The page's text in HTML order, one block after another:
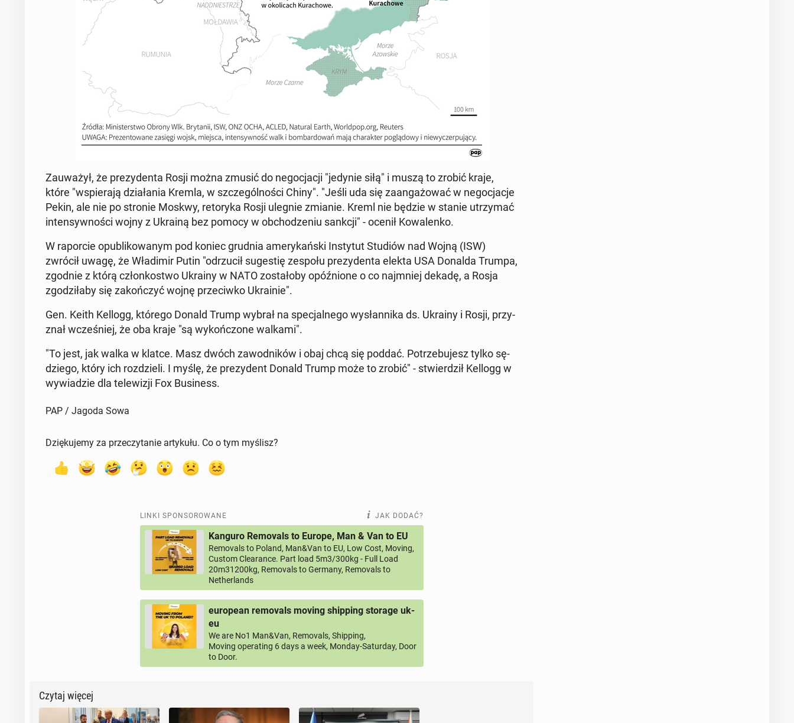
Za­uwa­żył, że pre­zy­den­ta Rosji można zmusić do ne­go­cja­cji "jedynie siłą" i muszą to zrobić kraje,
które "wspie­ra­ją dzia­ła­nia Kremla, w szcze­gól­no­ści Chiny". "Jeśli uda się za­an­ga­żo­wać w ne­go­cja­cje
Pekin, ale nie po stronie Moskwy, re­to­ry­ka Rosji ulegnie zmianie. Kreml nie będzie w stanie utrzy­mać
in­ten­syw­no­ści wojny z Ukrainą bez pomocy w ob­cho­dze­niu sankcji" - ocenił Ko­wa­len­ko.
W ra­por­cie opu­bli­ko­wa­nym pod koniec grudnia ame­ry­kań­ski In­sty­tut Studiów nad Wojną (ISW)
zwrócił uwagę, że Wła­di­mir Putin "od­rzu­cił su­ge­stię zespołu pre­zy­den­ta elekta USA Donalda Trumpa,
zgodnie z którą człon­ko­stwo Ukrainy w NATO zo­sta­ło­by opóź­nio­ne o co naj­mniej dekadę, a Rosja
zgo­dzi­ła­by się za­koń­czyć wojnę prze­ciw­ko Ukra­inie".
Gen. Keith Kellogg, którego Donald Trump wybrał na spe­cjal­ne­go wy­słan­ni­ka ds. Ukrainy i Rosji, przy­
znał wcze­śniej, że oba kraje "są wy­koń­czo­ne walkami".
"To jest, jak walka w klatce. Masz dwóch za­wod­ni­ków i obaj chcą się poddać. Po­trze­bu­jesz tylko sę­
dzie­go, który ich roz­dzie­li. I myślę, że pre­zy­dent Donald Trump może to zrobić" - stwier­dził Kellogg w
wy­wia­dzie dla te­le­wi­zji Fox Bu­si­ness.
PAP / Jagoda Sowa
Dziękujemy za przeczytanie artykułu. Co o tym myślisz?
LINKI SPONSOROWANE JAK DODAĆ?
Kanguro Removals to Europe, Man & Van to EU
Removals to Poland, Man&Van to EU, Low Cost, Moving,
Custom Clearance. Part load 5m3/300kg - Full Load
20m31200kg, Removals to Germany, Removals to
Netherlands
european removals moving shipping storage uk-
eu
We are No1 Man&Van, Removals, Shipping,
Moving operating 6 days a week, Monday-Saturday, Door
to Door.
Czytaj więcej